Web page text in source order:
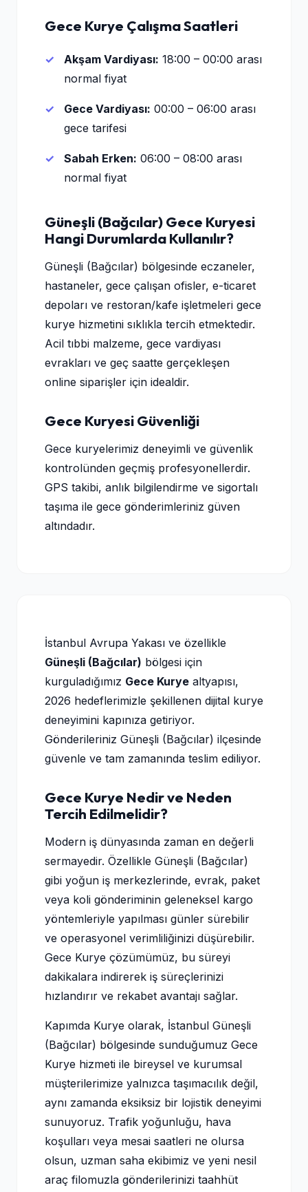
Gece Kurye Çalışma Saatleri
Akşam Vardiyası: 18:00 – 00:00 arası
normal fiyat
Gece Vardiyası: 00:00 – 06:00 arası
gece tarifesi
Sabah Erken: 06:00 – 08:00 arası
normal fiyat
Güneşli (Bağcılar) Gece Kuryesi
Hangi Durumlarda Kullanılır?
Güneşli (Bağcılar) bölgesinde eczaneler,
hastaneler, gece çalışan ofisler, e-ticaret
depoları ve restoran/kafe işletmeleri gece
kurye hizmetini sıklıkla tercih etmektedir.
Acil tıbbi malzeme, gece vardiyası
evrakları ve geç saatte gerçekleşen
online siparişler için idealdir.
Gece Kuryesi Güvenliği
Gece kuryelerimiz deneyimli ve güvenlik
kontrolünden geçmiş profesyonellerdir.
GPS takibi, anlık bilgilendirme ve sigortalı
taşıma ile gece gönderimleriniz güven
altındadır.
İstanbul Avrupa Yakası ve özellikle
Güneşli (Bağcılar) bölgesi için
kurguladığımız Gece Kurye altyapısı,
2026 hedeflerimizle şekillenen dijital kurye
deneyimini kapınıza getiriyor.
Gönderileriniz Güneşli (Bağcılar) ilçesinde
güvenle ve tam zamanında teslim ediliyor.
Gece Kurye Nedir ve Neden
Tercih Edilmelidir?
Modern iş dünyasında zaman en değerli
sermayedir. Özellikle Güneşli (Bağcılar)
gibi yoğun iş merkezlerinde, evrak, paket
veya koli gönderiminin geleneksel kargo
yöntemleriyle yapılması günler sürebilir
ve operasyonel verimliliğinizi düşürebilir.
Gece Kurye çözümümüz, bu süreyi
dakikalara indirerek iş süreçlerinizi
hızlandırır ve rekabet avantajı sağlar.
Kapımda Kurye olarak, İstanbul Güneşli
(Bağcılar) bölgesinde sunduğumuz Gece
Kurye hizmeti ile bireysel ve kurumsal
müşterilerimize yalnızca taşımacılık değil,
aynı zamanda eksiksiz bir lojistik deneyimi
sunuyoruz. Trafik yoğunluğu, hava
koşulları veya mesai saatleri ne olursa
olsun, uzman saha ekibimiz ve yeni nesil
araç filomuzla gönderilerinizi taahhüt